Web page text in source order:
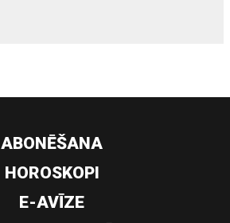
ABONĒŠANA
HOROSKOPI
E-AVĪZE